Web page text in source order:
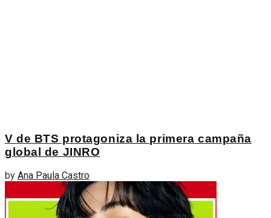
V de BTS protagoniza la primera campaña
global de JINRO
by Ana Paula Castro